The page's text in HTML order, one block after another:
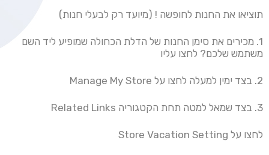
תוציאו את החנות לחופשה ! (מיועד רק לבעלי חנות)
1. מכירים את סימן החנות של הדלת הכחולה שמופיע ליד השם
משתמש שלכם? לחצו עליו
2. בצד ימין למעלה לחצו על Manage My Store
3. בצד שמאל למטה תחת הקטגוריה Related Links
לחצו על Store Vacation Setting